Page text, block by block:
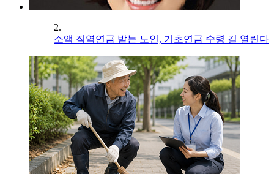
2.
소액 직역연금 받는 노인, 기초연금 수령 길 열린다